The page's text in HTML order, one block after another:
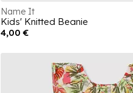
Name It
Kids' Knitted Beanie
4,00 €